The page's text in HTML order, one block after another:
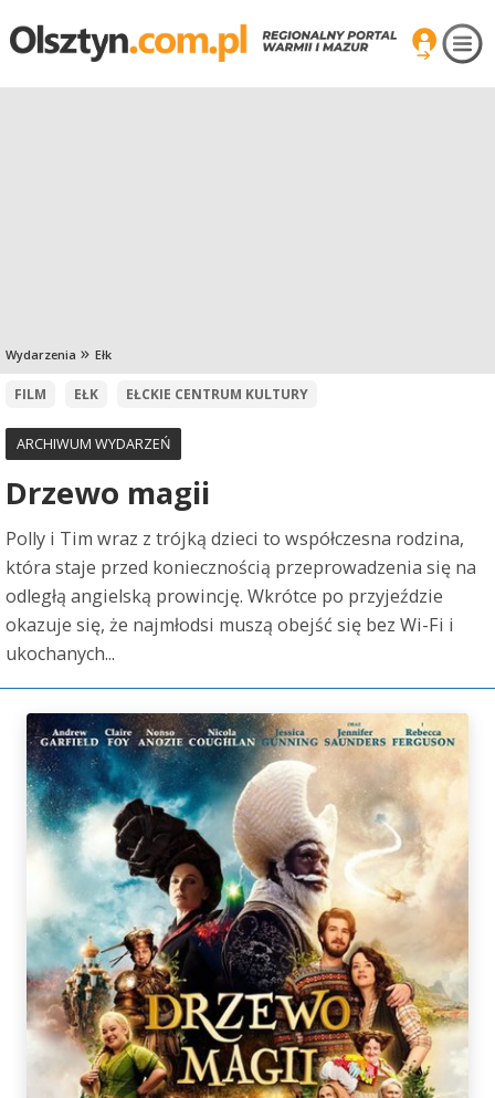
Wydarzenia Ełk
FILM EŁK EŁCKIE CENTRUM KULTURY
ARCHIWUM WYDARZEŃ
Drzewo magii
Polly i Tim wraz z trójką dzieci to współczesna rodzina,
która staje przed koniecznością przeprowadzenia się na
odległą angielską prowincję. Wkrótce po przyjeździe
okazuje się, że najmłodsi muszą obejść się bez Wi-Fi i
ukochanych...